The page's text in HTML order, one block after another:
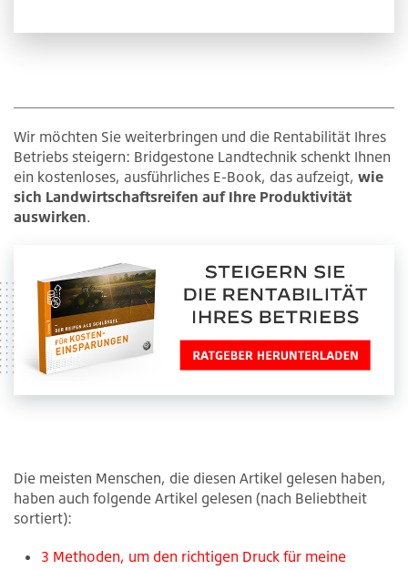
Wir möchten Sie weiterbringen und die Rentabilität Ihres
Betriebs steigern: Bridgestone Landtechnik schenkt Ihnen
ein kostenloses, ausführliches E-Book, das aufzeigt, wie
sich Landwirtschaftsreifen auf Ihre Produktivität
auswirken.
Die meisten Menschen, die diesen Artikel gelesen haben,
haben auch folgende Artikel gelesen (nach Beliebtheit
sortiert):
3 Methoden, um den richtigen Druck für meine